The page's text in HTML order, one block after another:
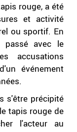
rouge, a été
et activité
ou sportif. En
passé avec le
accusations
événement
s'être précipité
tapis rouge de
l'acteur au